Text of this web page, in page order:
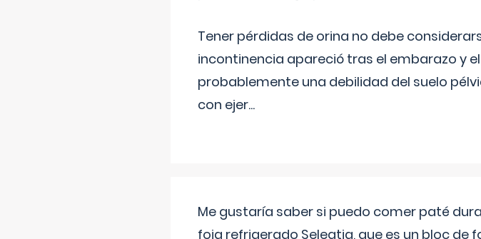
Tener pérdidas de orina no debe
incontinencia apareció tras el embarazo y
probablemente una debilidad del suelo
con ejer...
Me gustaría saber si puedo comer paté
foia refrigerado Seleqtia, que es un bloc de